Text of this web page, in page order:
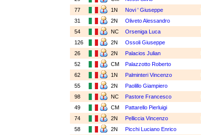
77
1N Novi ' Giuseppe
31
2N Oliveto Alessandro
54
NC Orseniga Luca
126
2N Ossoli Giuseppe
26
2N Palacios Julian
52
CM Palazzotto Roberto
62
1N Palminteri Vincenzo
55
2N Paolillo Giampiero
98
NC Pastore Francesco
49
CM Pattarello Pierluigi
74
2N Pelliccia Vincenzo
58
2N Picchi Luciano Enrico